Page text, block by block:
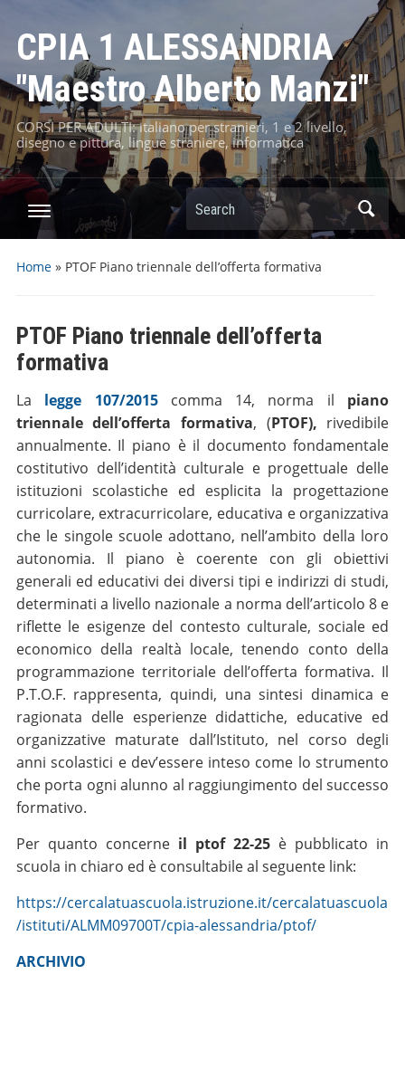
CPIA 1 ALESSANDRIA
"Maestro Alberto Manzi"
CORSI PER ADULTI: italiano per stranieri, 1 e 2 livello,
disegno e pittura, lingue straniere, informatica
Home» PTOF Piano triennale dell’offerta formativa
PTOF Piano triennale dell’offerta
formativa
La legge 107/2015comma 14, norma il piano
triennale dell’offerta formativa, (PTOF), rivedibile
annualmente. Il piano è il documento fondamentale
costitutivo dell’identità culturale e progettuale delle
istituzioni scolastiche ed esplicita la progettazione
curricolare, extracurricolare, educativa e organizzativa
che le singole scuole adottano, nell’ambito della loro
autonomia. Il piano è coerente con gli obiettivi
generali ed educativi dei diversi tipi e indirizzi di studi,
determinati a livello nazionale a norma dell’articolo 8 e
riflette le esigenze del contesto culturale, sociale ed
economico della realtà locale, tenendo conto della
programmazione territoriale dell’offerta formativa. Il
P.T.O.F. rappresenta, quindi, una sintesi dinamica e
ragionata delle esperienze didattiche, educative ed
organizzative maturate dall’Istituto, nel corso degli
anni scolastici e dev’essere inteso come lo strumento
che porta ogni alunno al raggiungimento del successo
formativo.
Per quanto concerne il ptof 22-25 è pubblicato in
scuola in chiaro ed è consultabile al seguente link:
https://cercalatuascuola.istruzione.it/cercalatuascuola
/istituti/ALMM09700T/cpia-alessandria/ptof/
ARCHIVIO